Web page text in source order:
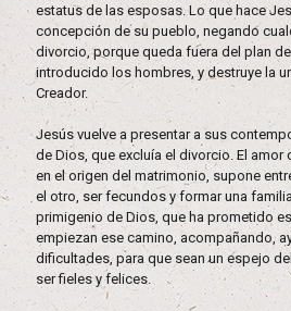
estatus de las esposas. Lo que hace
concepción de su pueblo, negando
divorcio, porque queda fuera del plan
introducido los hombres, y destruye la
Creador.
Jesús vuelve a presentar a sus
de Dios, que excluía el divorcio. El
en el origen del matrimonio, supone
el otro, ser fecundos y formar una
primigenio de Dios, que ha prometido
empiezan ese camino, acompañando,
dificultades, para que sean un espejo
ser fieles y felices.